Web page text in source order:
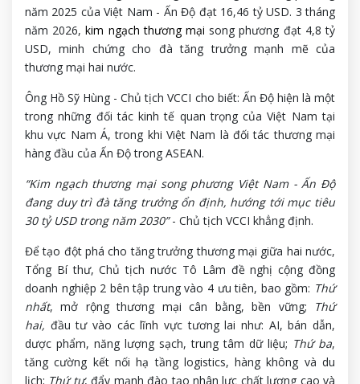
năm 2025 của Việt Nam - Ấn Độ đạt 16,46 tỷ USD. 3 tháng
năm 2026,kim ngạch thương mại song phương đạt 4,8 tỷ
USD, minh chứng cho đà tăng trưởng mạnh mẽ của
thương mại hai nước.
Ông Hồ Sỹ Hùng - Chủ tịch VCCI cho biết: Ấn Độ hiện là một
trong những đối tác kinh tế quan trọng của Việt Nam tại
khu vực Nam Á, trong khi Việt Nam là đối tác thương mại
hàng đầu của Ấn Độ trong ASEAN.
“Kim ngạch thương mại song phương Việt Nam - Ấn Độ
đang duy trì đà tăng trưởng ổn định, hướng tới mục tiêu
30 tỷ USD trong năm 2030”- Chủ tịch VCCI khẳng định.
Để tạo đột phá cho tăng trưởng thương mại giữa hai nước,
Tổng Bí thư, Chủ tịch nước Tô Lâm đề nghị cộng đồng
doanh nghiệp 2 bên tập trung vào 4 ưu tiên, bao gồm: Thứ
nhất, mở rộng thương mại cân bằng, bền vững;
Thứ
hai, đầu tư vào các lĩnh vực tương lai như: AI, bán dẫn,
dược phẩm, năng lượng sạch, trung tâm dữ liệu; Thứ ba,
tăng cường kết nối hạ tầng logistics, hàng không và du
lịch; Thứ tư, đẩy mạnh đào tạo nhân lực chất lượng cao và